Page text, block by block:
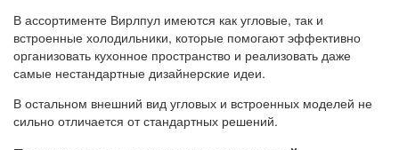
В ассортименте Вирлпул имеются как угловые, так и
встроенные холодильники, которые помогают эффективно
организовать кухонное пространство и реализовать даже
самые нестандартные дизайнерские идеи.
В остальном внешний вид угловых и встроенных моделей не
сильно отличается от стандартных решений.